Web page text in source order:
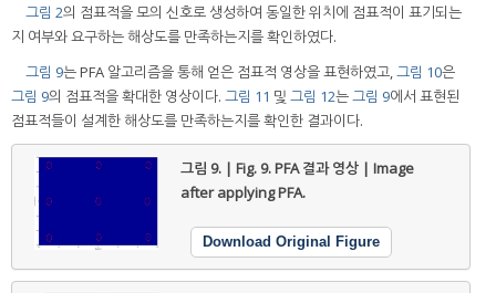
그림 2의 점표적을 모의 신호로 생성하여 동일한 위치에 점표적이 표기되는
지 여부와 요구하는 해상도를 만족하는지를 확인하였다.
그림 9는 PFA 알고리즘을 통해 얻은 점표적 영상을 표현하였고, 그림 10은
그림 9의 점표적을 확대한 영상이다. 그림 11 및 그림 12는그림 9에서 표현된
점표적들이 설계한 해상도를 만족하는지를 확인한 결과이다.
그림 9. | Fig. 9.PFA 결과 영상 | Image
after applying PFA.
Download Original Figure